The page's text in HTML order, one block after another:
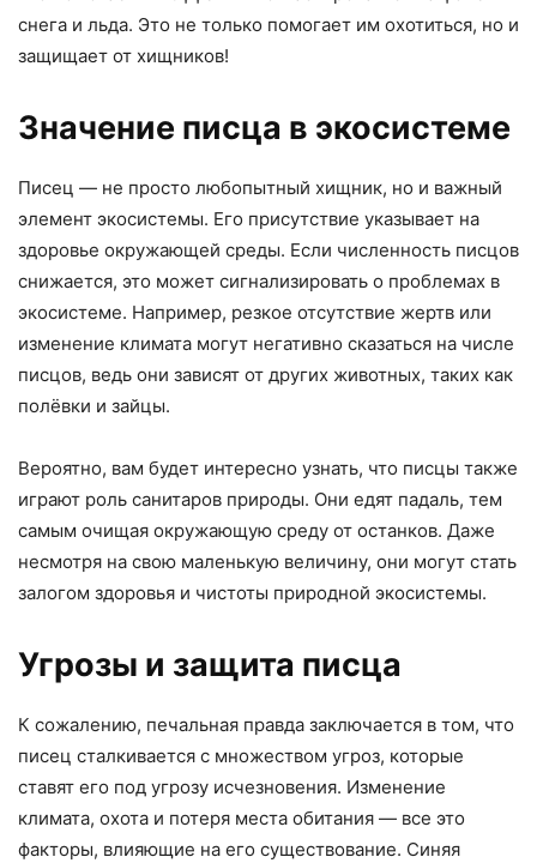
снега и льда. Это не только помогает им охотиться, но и
защищает от хищников!
Значение писца в экосистеме
Писец — не просто любопытный хищник, но и важный
элемент экосистемы. Его присутствие указывает на
здоровье окружающей среды. Если численность писцов
снижается, это может сигнализировать о проблемах в
экосистеме. Например, резкое отсутствие жертв или
изменение климата могут негативно сказаться на числе
писцов, ведь они зависят от других животных, таких как
полёвки и зайцы.
Вероятно, вам будет интересно узнать, что писцы также
играют роль санитаров природы. Они едят падаль, тем
самым очищая окружающую среду от останков. Даже
несмотря на свою маленькую величину, они могут стать
залогом здоровья и чистоты природной экосистемы.
Угрозы и защита писца
К сожалению, печальная правда заключается в том, что
писец сталкивается с множеством угроз, которые
ставят его под угрозу исчезновения. Изменение
климата, охота и потеря места обитания — все это
факторы, влияющие на его существование. Синяя